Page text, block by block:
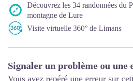
Découvrez les 34 randonnées du
montagne de Lure
Visite virtuelle 360° de Limans
Signaler un problème ou une
Vous avez repéré une erreur sur